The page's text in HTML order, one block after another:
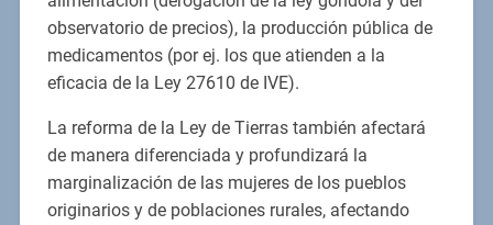
observatorio de precios), la producción pública de
medicamentos (por ej. los que atienden a la
eficacia de la Ley 27610 de IVE).
La reforma de la Ley de Tierras también afectará
de manera diferenciada y profundizará la
marginalización de las mujeres de los pueblos
originarios y de poblaciones rurales, afectando